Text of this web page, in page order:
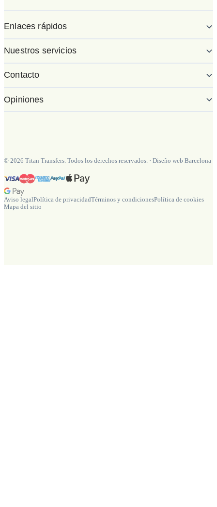
Enlaces rápidos
Nuestros servicios
Contacto
Opiniones
© 2026 Titan Transfers. Todos los derechos reservados. · Diseño web Barcelona
Aviso legalPolítica de privacidadTérminos y condicionesPolítica de cookies
Mapa del sitio